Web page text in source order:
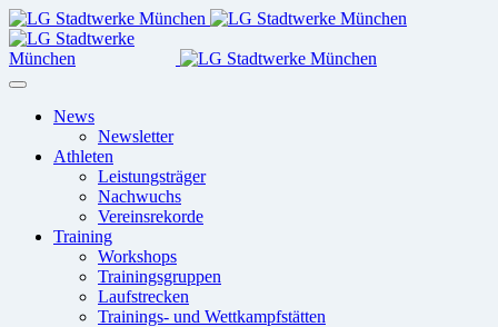
News
Newsletter
Athleten
Leistungsträger
Nachwuchs
Vereinsrekorde
Training
Workshops
Trainingsgruppen
Laufstrecken
Trainings- und Wettkampfstätten